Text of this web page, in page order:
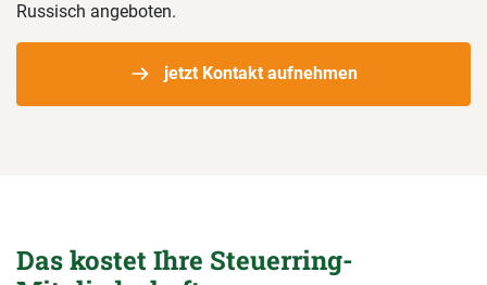
Russisch angeboten.
jetzt Kontakt aufnehmen
Das kostet Ihre Steuerring-